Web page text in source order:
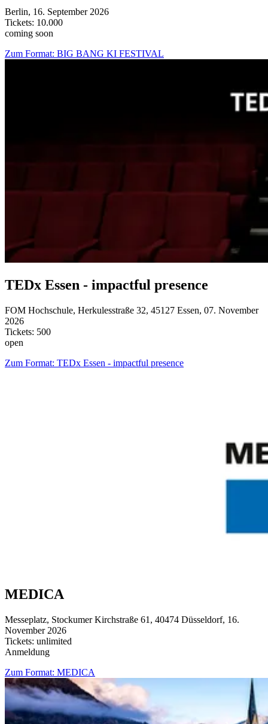
Berlin, 16. September 2026
Tickets: 10.000
coming soon
Zum Format: BIG BANG KI FESTIVAL
TEDx Essen - impactful presence
FOM Hochschule, Herkulesstraße 32, 45127 Essen, 07. November
2026
Tickets: 500
open
Zum Format: TEDx Essen - impactful presence
MEDICA
Messeplatz, Stockumer Kirchstraße 61, 40474 Düsseldorf, 16.
November 2026
Tickets: unlimited
Anmeldung
Zum Format: MEDICA